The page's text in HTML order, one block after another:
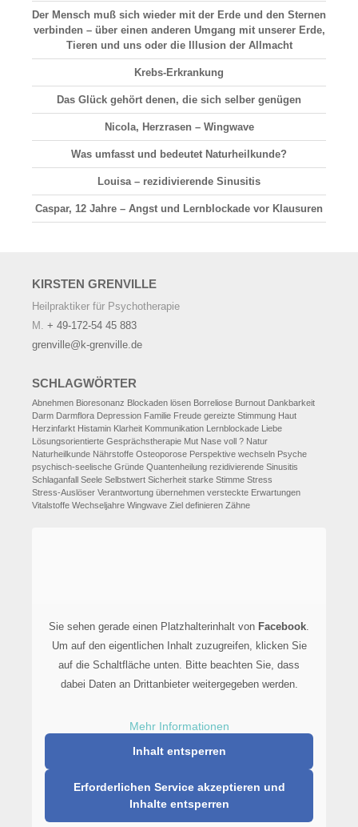
Der Mensch muß sich wieder mit der Erde und den Sternen
verbinden – über einen anderen Umgang mit unserer Erde,
Tieren und uns oder die Illusion der Allmacht
Krebs-Erkrankung
Das Glück gehört denen, die sich selber genügen
Nicola, Herzrasen – Wingwave
Was umfasst und bedeutet Naturheilkunde?
Louisa – rezidivierende Sinusitis
Caspar, 12 Jahre – Angst und Lernblockade vor Klausuren
KIRSTEN GRENVILLE
Heilpraktiker für Psychotherapie
M. + 49-172-54 45 883
grenville@k-grenville.de
SCHLAGWÖRTER
Abnehmen Bioresonanz Blockaden lösen Borreliose Burnout Dankbarkeit
Darm Darmflora Depression Familie Freude gereizte Stimmung Haut
Herzinfarkt Histamin Klarheit Kommunikation Lernblockade Liebe
Lösungsorientierte Gesprächstherapie Mut Nase voll ? Natur
Naturheilkunde Nährstoffe Osteoporose Perspektive wechseln Psyche
psychisch-seelische Gründe Quantenheilung rezidivierende Sinusitis
Schlaganfall Seele Selbstwert Sicherheit starke Stimme Stress
Stress-Auslöser Verantwortung übernehmen versteckte Erwartungen
Vitalstoffe Wechseljahre Wingwave Ziel definieren Zähne
Sie sehen gerade einen Platzhalterinhalt von Facebook.
Um auf den eigentlichen Inhalt zuzugreifen, klicken Sie
auf die Schaltfläche unten. Bitte beachten Sie, dass
dabei Daten an Drittanbieter weitergegeben werden.
Mehr Informationen
Inhalt entsperren
Erforderlichen Service akzeptieren und
Inhalte entsperren